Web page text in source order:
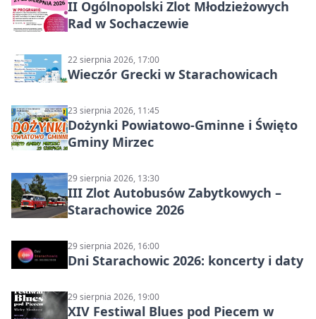
II Ogólnopolski Zlot Młodzieżowych
Rad w Sochaczewie
22 sierpnia 2026, 17:00
Wieczór Grecki w Starachowicach
23 sierpnia 2026, 11:45
Dożynki Powiatowo-Gminne i Święto
Gminy Mirzec
29 sierpnia 2026, 13:30
III Zlot Autobusów Zabytkowych –
Starachowice 2026
29 sierpnia 2026, 16:00
Dni Starachowic 2026: koncerty i daty
29 sierpnia 2026, 19:00
XIV Festiwal Blues pod Piecem w